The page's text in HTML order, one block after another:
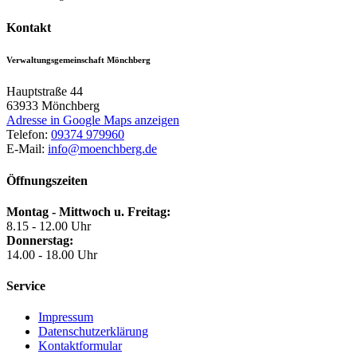
Kontakt
Verwaltungsgemeinschaft Mönchberg
Hauptstraße 44
63933 Mönchberg
Adresse in Google Maps anzeigen
Telefon: 09374 979960
E-Mail: info@moenchberg.de
Öffnungszeiten
Montag - Mittwoch u. Freitag:
8.15 - 12.00 Uhr
Donnerstag:
14.00 - 18.00 Uhr
Service
Impressum
Datenschutzerklärung
Kontaktformular